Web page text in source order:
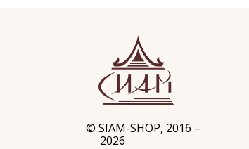
© SIAM-SHOP, 2016 –
2026